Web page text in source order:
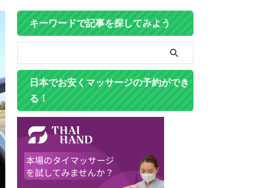
キーワードで記事を探してみよう
日本でお安くマッサージの予約ができ
る！